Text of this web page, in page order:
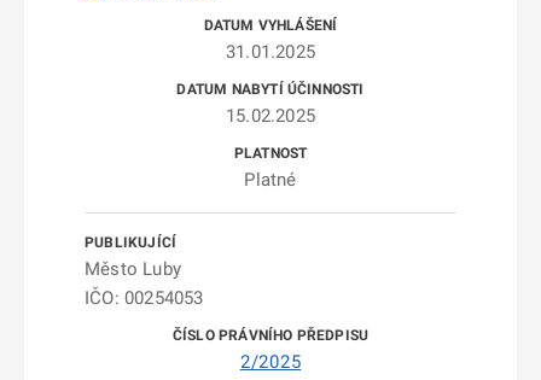
31.01.2025
15.02.2025
Platné
Město Luby
IČO: 00254053
2/2025